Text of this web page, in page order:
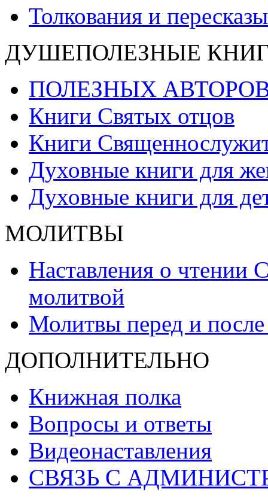
Толкования и
ДУШЕПОЛЕЗНЫЕ
ПОЛЕЗНЫХ
Книги Святых отцов
Книги
Духовные книги для
Духовные книги для
МОЛИТВЫ
Наставления о чтении
молитвой
Молитвы перед и
ДОПОЛНИТЕЛЬНО
Книжная полка
Вопросы и ответы
Видеонаставления
СВЯЗЬ С